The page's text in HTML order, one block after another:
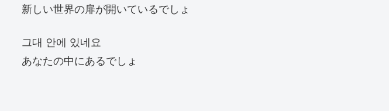
新しい世界の扉が開いているでしょ
그대 안에 있네요
あなたの中にあるでしょ